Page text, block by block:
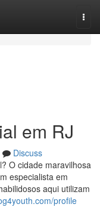
em RJ
Discuss
O cidade maravilhosa
especialista em
aqui utilizam
profile